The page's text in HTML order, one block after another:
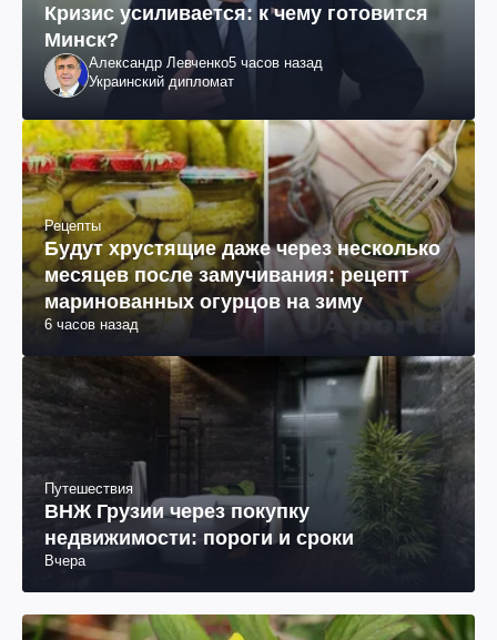
Кризис усиливается: к чему готовится
Минск?
Александр Левченко5 часов назад
Украинский дипломат
Рецепты
Будут хрустящие даже через несколько
месяцев после замучивания: рецепт
маринованных огурцов на зиму
6 часов назад
Путешествия
ВНЖ Грузии через покупку
недвижимости: пороги и сроки
Вчера